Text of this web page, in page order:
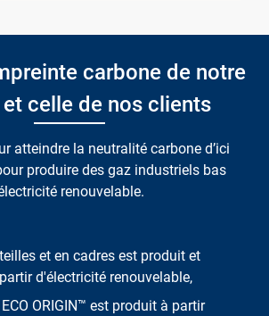
carbone de notre
celle de nos clients
atteindre la neutralité carbone d’ici
produire des gaz industriels bas
renouvelable.
et en cadres est produit et
d'électricité renouvelable,
ORIGIN™ est produit à partir